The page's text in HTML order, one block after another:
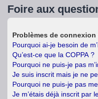
Foire aux
Problèmes de
Pourquoi ai-je besoin de
Qu’est-ce que la COPPA ?
Pourquoi ne puis-je pas
Je suis inscrit mais je ne
Pourquoi ne puis-je pas
Je m’étais déjà inscrit par